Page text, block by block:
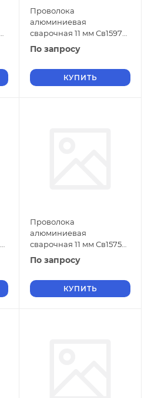
Проволока
алюминиевая
сварочная 11 мм Св1597
ГОСТ 7871-2019
По запросу
КУПИТЬ
Проволока
алюминиевая
сварочная 11 мм Св1575
ГОСТ 7871-2019
По запросу
КУПИТЬ